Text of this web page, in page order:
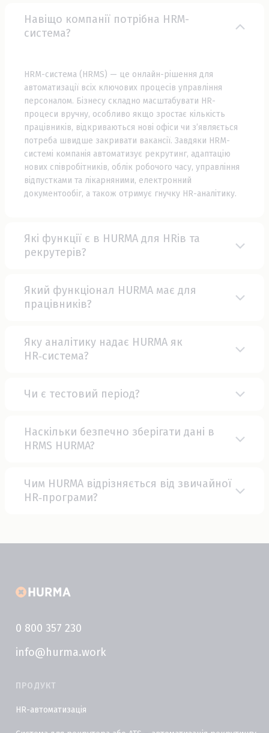
Навіщо компанії потрібна HRM-
система?
HRM-система (HRMS) — це онлайн-рішення для
автоматизації всіх ключових процесів управління
персоналом. Бізнесу складно масштабувати HR-
процеси вручну, особливо якщо зростає кількість
працівників, відкриваються нові офіси чи зʼявляється
потреба швидше закривати вакансії. Завдяки HRM-
системі компанія автоматизує рекрутинг, адаптацію
нових співробітників, облік робочого часу, управління
відпустками та лікарняними, електронний
документообіг, а також отримує гнучку HR-аналітику.
Які функції є в HURMA для HRів та
рекрутерів?
Який функціонал HURMA має для
працівників?
Яку аналітику надає HURMA як
HR‑система?
Чи є тестовий період?
Наскільки безпечно зберігати дані в
HRMS HURMA?
Чим HURMA відрізняється від звичайної
HR‑програми?
0 800 357 230
info@hurma.work
ПРОДУКТ
HR-автоматизація